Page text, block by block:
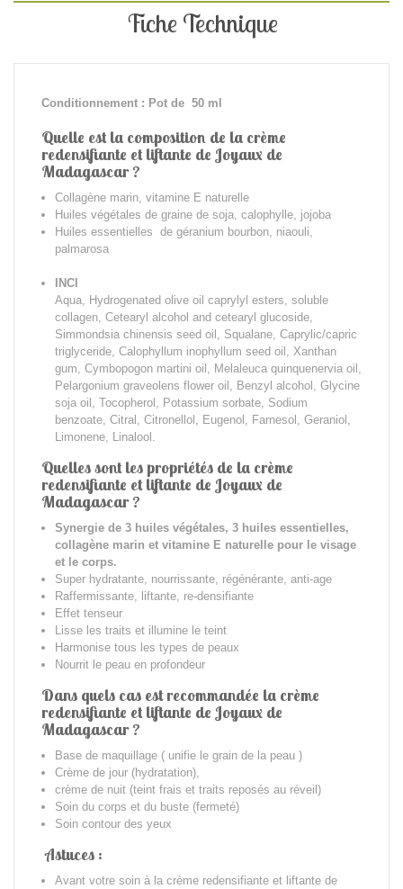
Fiche Technique
Conditionnement : Pot de 50 ml
Quelle est la composition de la crème
redensifiante et liftante de Joyaux de
Madagascar ?
Collagène marin, vitamine E naturelle
Huiles végétales de graine de soja, calophylle, jojoba
Huiles essentielles de géranium bourbon, niaouli,
palmarosa
INCI
Aqua, Hydrogenated olive oil caprylyl esters, soluble
collagen, Cetearyl alcohol and cetearyl glucoside,
Simmondsia chinensis seed oil, Squalane, Caprylic/capric
triglyceride, Calophyllum inophyllum seed oil, Xanthan
gum, Cymbopogon martini oil, Melaleuca quinquenervia oil,
Pelargonium graveolens flower oil, Benzyl alcohol, Glycine
soja oil, Tocopherol, Potassium sorbate, Sodium
benzoate, Citral, Citronellol, Eugenol, Farnesol, Geraniol,
Limonene, Linalool.
Quelles sont les propriétés de la crème
redensifiante et liftante de Joyaux de
Madagascar ?
Synergie de 3 huiles végétales, 3 huiles essentielles,
collagène marin et vitamine E naturelle pour le visage
et le corps.
Super hydratante, nourrissante, régénérante, anti-age
Raffermissante, liftante, re-densifiante
Effet tenseur
Lisse les traits et illumine le teint
Harmonise tous les types de peaux
Nourrit le peau en profondeur
Dans quels cas est recommandée la crème
redensifiante et liftante de Joyaux de
Madagascar ?
Base de maquillage ( unifie le grain de la peau )
Crème de jour (hydratation),
crème de nuit (teint frais et traits reposés au réveil)
Soin du corps et du buste (fermeté)
Soin contour des yeux
Astuces :
Avant votre soin à la crème redensifiante et liftante de